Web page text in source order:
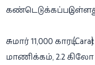
சுமார் 11,000 காரட்
மாணிக்கம், 2.2